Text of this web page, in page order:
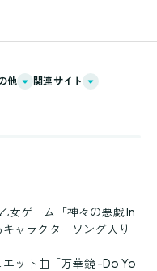
他 関連サイト
女ゲーム「神々の悪戯 In
ャラクターソング入り
ット曲「万華鏡 -Do Yo